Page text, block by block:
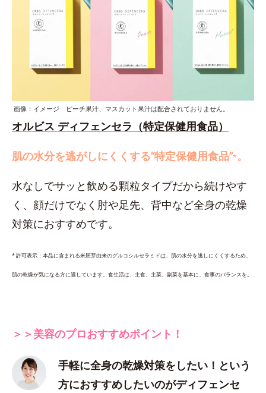
画像：イメージ ピーチ果汁、マスカット果汁は配合されておりません。
オルビス ディフェンセラ（特定保健用食品）
肌の水分を逃がしにくくする“特定保健用食品”*。
水なしでサッと飲める顆粒タイプだから続けやす
く、顔だけでなく肘や足先、背中など全身の乾燥
対策におすすめです。
* 許可表示：本品に含まれる米胚芽由来のグルコシルセラミドは、肌の水分を逃しにくくするため、
肌の乾燥が気になる方に適しています。食生活は、主食、主菜、副菜を基本に、食事のバランスを。
＞＞美容のプロおすすめポイント！
手軽に全身の乾燥対策をしたい！という
方におすすめしたいのがディフェンセ